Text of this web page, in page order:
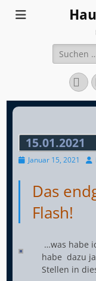
Suchen
nach:
15.01.2021
Veröffentlicht
Januar 15, 2021
Das
Flash!
…was habe
habe dazu
Stellen in